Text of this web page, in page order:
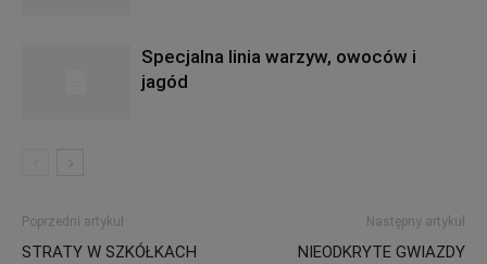
Specjalna linia warzyw, owoców i
jagód
Poprzedni artykuł
STRATY W SZKÓŁKACH
Następny artykuł
NIEODKRYTE GWIAZDY